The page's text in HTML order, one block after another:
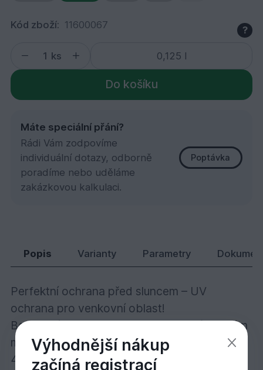
Kód zboží: 11600067 ?
ks
Do košíku
Máte speciální přání?
Rádi Vám zodpovíme
individuální dotazy, odborně
poradíme nebo uděláme
zakázkovou kalkulaci.
Poptávka
Popis Varianty Parametry
Perfektní ochrana před sluncem – UV
ochrana pro venkovní oblast!
Bezbarvý č. 420 nebo transparentní s malým
množství pigmentu v odstínech 424, 425,
426, 427,428, 429, 431nebo 432, k použití
Výhodnější nákup
začíná registrací